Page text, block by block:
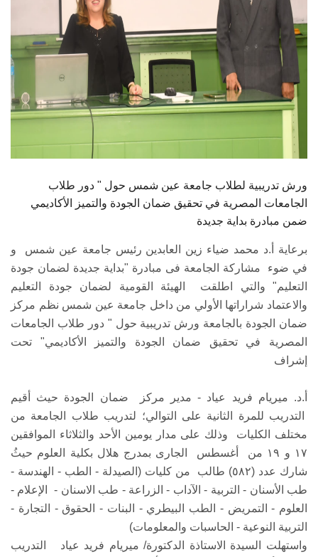
ورش تدريبية لطلاب جامعة عين شمس حول " دور طلاب
الجامعات المصرية في تحقيق ضمان الجودة والتميز الأكاديمي
ضمن مبادرة بداية جديدة
برعاية أ.د محمد ضياء زين العابدين رئيس جامعة عين شمس و
في ضوء مشاركة الجامعة فى مبادرة "بداية جديدة لضمان جودة
التعليم" والتي اطلقت الهيئة القومية لضمان جودة التعليم
والاعتماد شراراتها الأولي من داخل جامعة عين شمس نظم مركز
ضمان الجودة بالجامعة ورش تدريبية حول " دور طلاب الجامعات
المصرية في تحقيق ضمان الجودة والتميز الأكاديمي" تحت
إشراف
أ.د. ميريام فريد عياد - مدير مركز ضمان الجودة حيث أقيم
التدريب للمرة الثانية على التوالي؛ لتدريب طلاب الجامعة من
مختلف الكليات وذلك على مدار يومين الأحد والثلاثاء الموافقين
١٧ و ١٩ من أغسطس الجارى بمدرج هلال بكلية العلوم حيثُ
شارك عدد (٥٨٢) طالب من كليات (الصيدلة - الطب - الهندسة -
طب الأسنان - التربية - الآداب - الزراعة - طب الاسنان - الإعلام -
العلوم - التمريض - الطب البيطري - البنات - الحقوق - التجارة -
التربية النوعية - الحاسبات والمعلومات)
واستهلت السيدة الاستاذة الدكتورة/ ميريام فريد عياد التدريب